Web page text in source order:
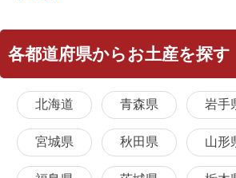
各都道府県からお土産を探す
北海道 青森県 岩手
宮城県 秋田県 山形